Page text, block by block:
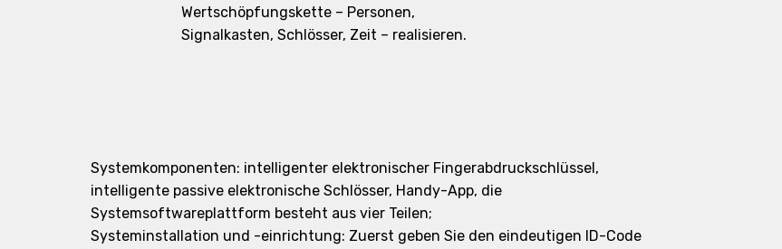
Wertschöpfungskette – Personen,
Signalkasten, Schlösser, Zeit – realisieren.
Systemkomponenten: intelligenter elektronischer Fingerabdruckschlüssel,
intelligente passive elektronische Schlösser, Handy-App, die
Systemsoftwareplattform besteht aus vier Teilen;
Systeminstallation und -einrichtung: Zuerst geben Sie den eindeutigen ID-Code